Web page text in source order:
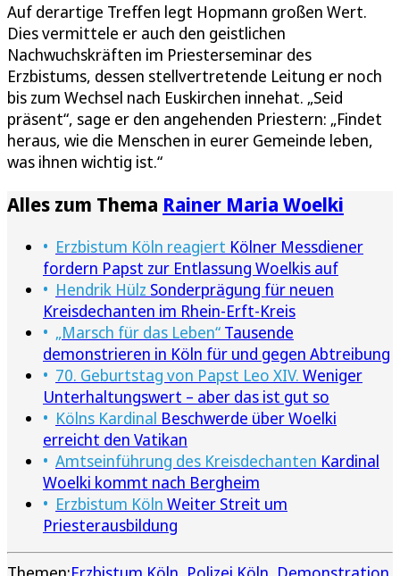
Auf derartige Treffen legt Hopmann großen Wert.
Dies vermittele er auch den geistlichen
Nachwuchskräften im Priesterseminar des
Erzbistums, dessen stellvertretende Leitung er noch
bis zum Wechsel nach Euskirchen innehat. „Seid
präsent“, sage er den angehenden Priestern: „Findet
heraus, wie die Menschen in eurer Gemeinde leben,
was ihnen wichtig ist.“
Alles zum Thema Rainer Maria Woelki
Erzbistum Köln reagiert Kölner Messdiener
fordern Papst zur Entlassung Woelkis auf
Hendrik Hülz Sonderprägung für neuen
Kreisdechanten im Rhein-Erft-Kreis
„Marsch für das Leben“ Tausende
demonstrieren in Köln für und gegen Abtreibung
70. Geburtstag von Papst Leo XIV. Weniger
Unterhaltungswert – aber das ist gut so
Kölns Kardinal Beschwerde über Woelki
erreicht den Vatikan
Amtseinführung des Kreisdechanten Kardinal
Woelki kommt nach Bergheim
Erzbistum Köln Weiter Streit um
Priesterausbildung